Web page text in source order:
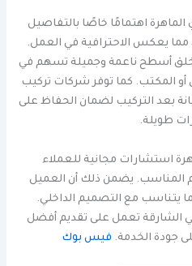
الماهرة اهتمامًا خاصًا بالتفاصيل
مما يعكس الاحترافية في العمل.
لخلق أسطح ناعمة وجميلة تسهم في
أو المكتب. كما توفر شركات تركيب
بعد التركيب لضمان الحفاظ على
طويلة.
استشارات مجانية للعملاء
المناسب. يضمن ذلك أن العميل
يتناسب مع التصميم الداخلي.
الشارقة تعمل على تقديم أفضل
جودة الخدمة. فيس بوك